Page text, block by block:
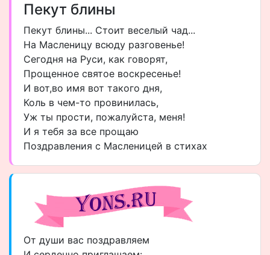
Пекут блины
Пекут блины... Стоит веселый чад...
На Масленицу всюду разговенье!
Сегодня на Руси, как говорят,
Прощенное святое воскресенье!
И вот,во имя вот такого дня,
Коль в чем-то провинилась,
Уж ты прости, пожалуйста, меня!
И я тебя за все прощаю
Поздравления с Масленицей в стихах
От души вас поздравляем